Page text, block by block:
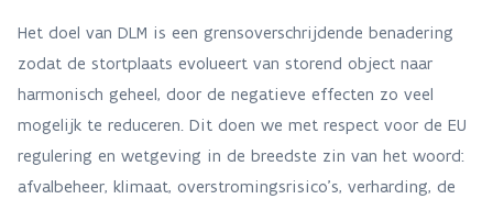
Het doel van DLM is een grensoverschrijdende benadering
zodat de stortplaats evolueert van storend object naar
harmonisch geheel, door de negatieve effecten zo veel
mogelijk te reduceren. Dit doen we met respect voor de EU
regulering en wetgeving in de breedste zin van het woord:
afvalbeheer, klimaat, overstromingsrisico’s, verharding, de